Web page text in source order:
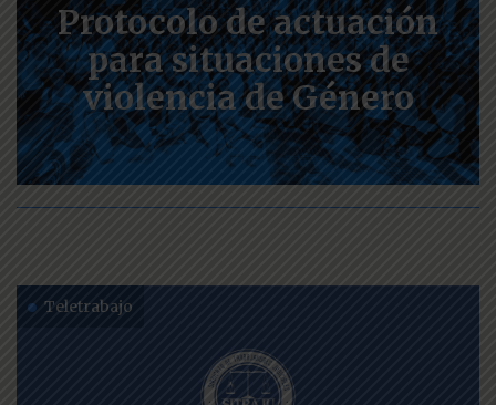
Protocolo de actuación
para situaciones de
violencia de Género
Teletrabajo